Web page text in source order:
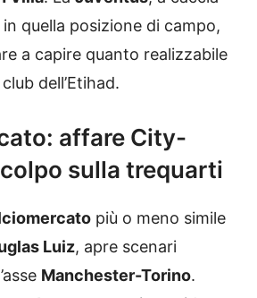
quella posizione di campo,
a capire quanto realizzabile
dell’Etihad.
affare City-
sulla trequarti
più o meno simile
Luiz, apre scenari
Manchester-Torino.